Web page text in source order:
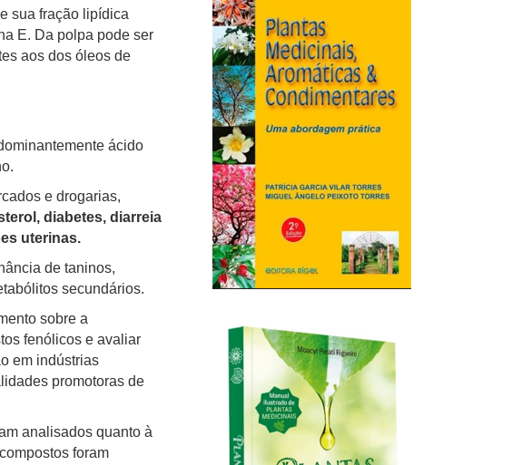
sua fração lipídica
E. Da polpa pode ser
aos dos óleos de
ácido
e drogarias,
diabetes, diarreia
uterinas.
de taninos,
secundários.
sobre a
fenólicos e avaliar
em indústrias
promotoras de
analisados quanto à
foram